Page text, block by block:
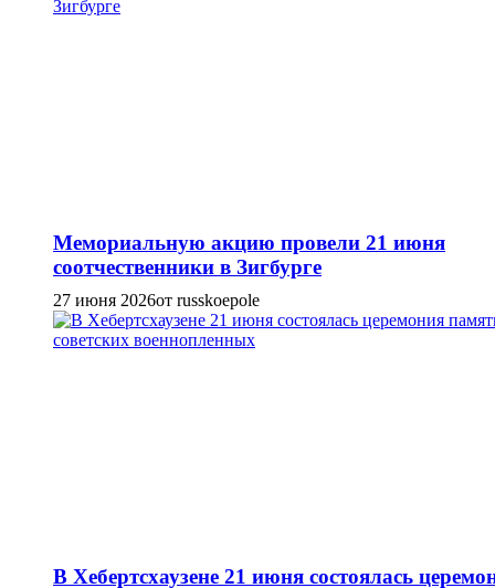
Мемориальную акцию провели 21 июня
соотчественники в Зигбурге
27 июня 2026от russkoepole
В Хебертсхаузене 21 июня состоялась